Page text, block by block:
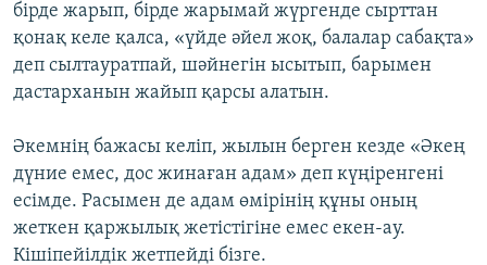
бірде жарып, бірде жарымай жүргенде сырттан
қонақ келе қалса, «үйде әйел жоқ, балалар сабақта»
деп сылтауратпай, шәйнегін ысытып, барымен
дастарханын жайып қарсы алатын.
Әкемнің бажасы келіп, жылын берген кезде «Әкең
дүние емес, дос жинаған адам» деп күңіренгені
есімде. Расымен де адам өмірінің құны оның
жеткен қаржылық жетістігіне емес екен-ау.
Кішіпейілдік жетпейді бізге.